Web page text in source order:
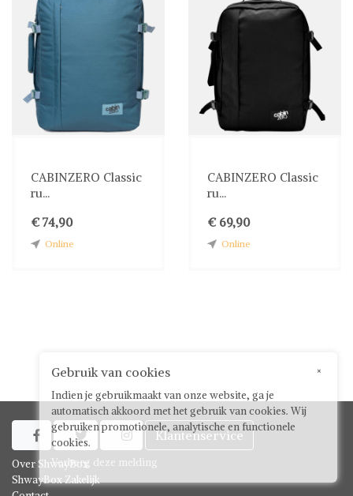
CABINZERO Classic
ru...
€ 74,90
Online
CABINZERO Classic
ru...
€ 69,90
Online
   Klantenservice
Over ShwayBox
ShwayBox Zakelijk
×
Gebruik van cookies
Indien je gebruikmaakt van onze website, ga je
automatisch akkoord met het gebruik van cookies. Wij
gebruiken promotionele, analytische en functionele
cookies.
Verberg deze melding